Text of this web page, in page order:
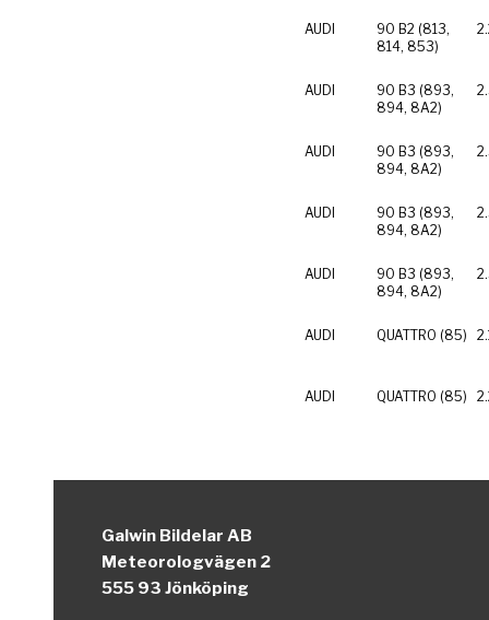
AUDI
90 B2 (813,
814, 853)
AUDI
90 B3 (893,
894, 8A2)
AUDI
90 B3 (893,
894, 8A2)
AUDI
90 B3 (893,
894, 8A2)
AUDI
90 B3 (893,
894, 8A2)
AUDI QUATTRO (85)
AUDI QUATTRO (85)
Galwin Bildelar AB
Meteorologvägen 2
555 93 Jönköping